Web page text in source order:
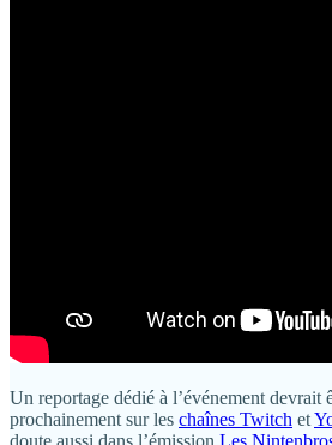
Un reportage dédié à l’événement devrait
prochainement sur les chaînes Twitch et
doute aussi dans l’émission Les